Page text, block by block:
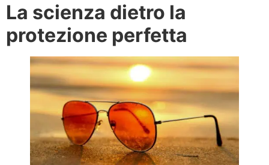
La scienza dietro la
protezione perfetta